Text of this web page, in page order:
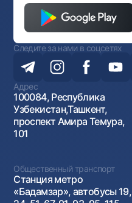
Следите за нами в соцсетях
Адрес
100084, Республика
Узбекистан,Ташкент,
проспект Амира Темура,
101
Общественный транспорт
Станция метро
«Бадамзар», автобусы 19,